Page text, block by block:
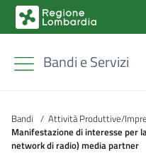
Bandi e Servizi
Bandi / Attività Produttive/
Manifestazione di interesse per
network di radio) media partner